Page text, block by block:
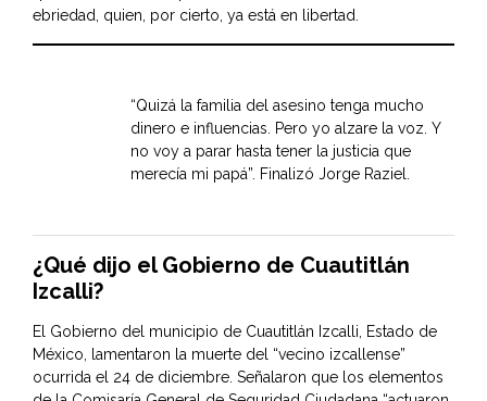
ebriedad, quien, por cierto, ya está en libertad.
“Quizá la familia del asesino tenga mucho
dinero e influencias. Pero yo alzare la voz. Y
no voy a parar hasta tener la justicia que
merecía mi papá”. Finalizó Jorge Raziel.
¿Qué dijo el Gobierno de Cuautitlán
Izcalli?
El Gobierno del municipio de Cuautitlán Izcalli, Estado de
México, lamentaron la muerte del “vecino izcallense”
ocurrida el 24 de diciembre. Señalaron que los elementos